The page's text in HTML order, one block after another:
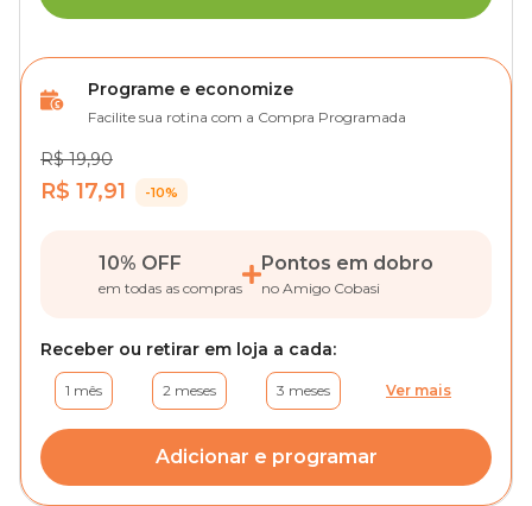
Programe e economize
Facilite sua rotina com a Compra Programada
R$ 19,90
R$ 17,91 -10%
10% OFF
em todas as compras
Pontos em dobro
no Amigo Cobasi
Receber ou retirar em loja a cada:
1 mês 2 meses 3 meses Ver mais
Adicionar e programar